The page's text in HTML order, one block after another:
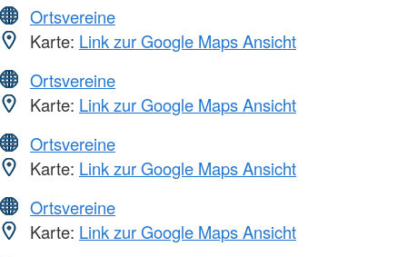
Ortsvereine
Karte: Link zur Google Maps Ansicht
Ortsvereine
Karte: Link zur Google Maps Ansicht
Ortsvereine
Karte: Link zur Google Maps Ansicht
Ortsvereine
Karte: Link zur Google Maps Ansicht